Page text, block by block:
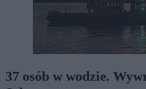
37 osób w wodzie.